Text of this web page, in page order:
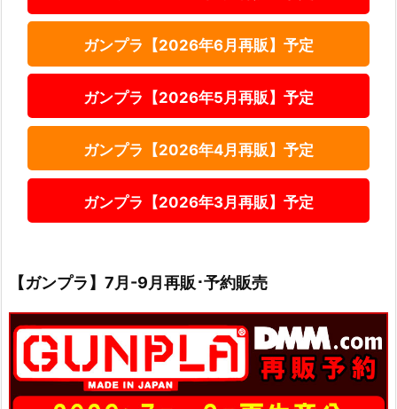
ガンプラ【2026年6月再販】予定
ガンプラ【2026年5月再販】予定
ガンプラ【2026年4月再販】予定
ガンプラ【2026年3月再販】予定
【ガンプラ】7月-9月再販･予約販売